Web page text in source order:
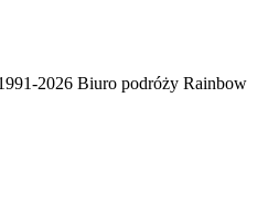
2026 Biuro podróży Rainbow